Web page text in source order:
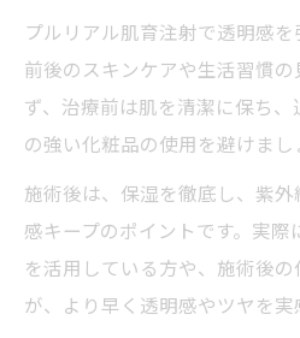
プルリアル肌育注射で透明感
前後のスキンケアや生活習慣の
ず、治療前は肌を清潔に保ち
の強い化粧品の使用を避けまし
施術後は、保湿を徹底し、紫
感キープのポイントです。実際
を活用している方や、施術後
が、より早く透明感やツヤを実